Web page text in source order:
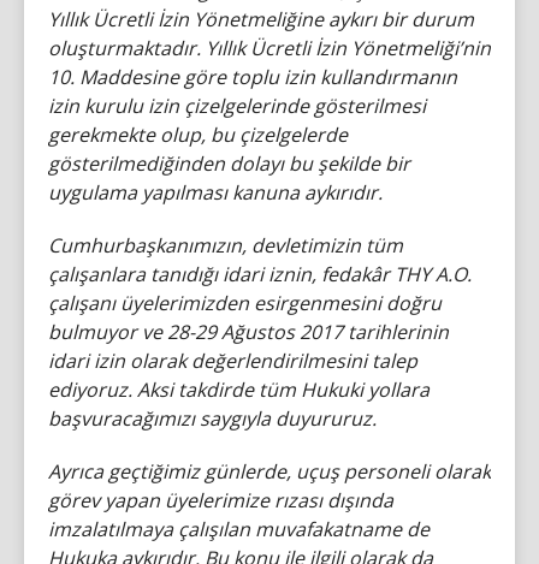
Yıllık Ücretli İzin Yönetmeliğine aykırı bir durum
oluşturmaktadır. Yıllık Ücretli İzin Yönetmeliği’nin
10. Maddesine göre toplu izin kullandırmanın
izin kurulu izin çizelgelerinde gösterilmesi
gerekmekte olup, bu çizelgelerde
gösterilmediğinden dolayı bu şekilde bir
uygulama yapılması kanuna aykırıdır.
Cumhurbaşkanımızın, devletimizin tüm
çalışanlara tanıdığı idari iznin, fedakâr THY A.O.
çalışanı üyelerimizden esirgenmesini doğru
bulmuyor ve 28-29 Ağustos 2017 tarihlerinin
idari izin olarak değerlendirilmesini talep
ediyoruz. Aksi takdirde tüm Hukuki yollara
başvuracağımızı saygıyla duyururuz.
Ayrıca geçtiğimiz günlerde, uçuş personeli olarak
görev yapan üyelerimize rızası dışında
imzalatılmaya çalışılan muvafakatname de
Hukuka aykırıdır. Bu konu ile ilgili olarak da